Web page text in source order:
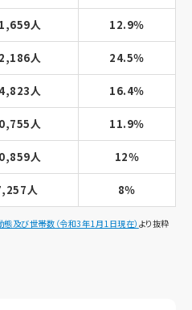
人 12.9％
人 24.5％
人 16.4％
人 11.9％
人 12％
人 8％
及び世帯数（令和3年1月1日現在） より抜粋